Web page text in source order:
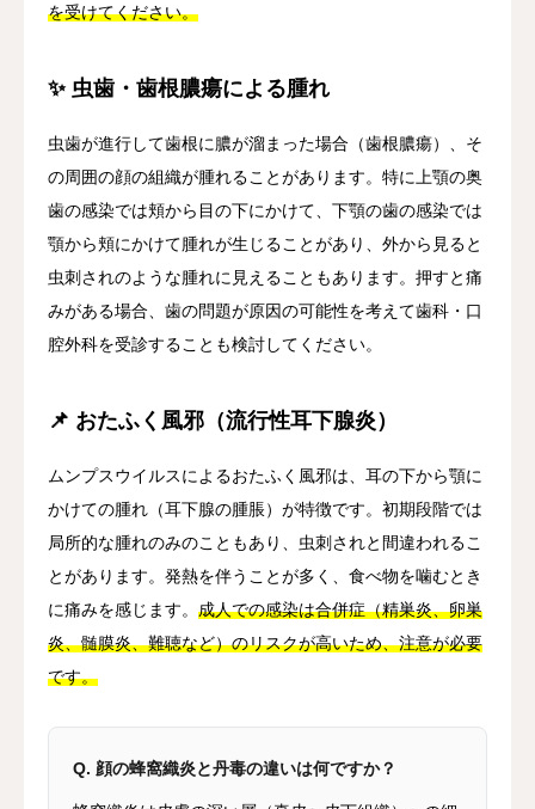
を受けてください。
✨ 虫歯・歯根膿瘍による腫れ
虫歯が進行して歯根に膿が溜まった場合（歯根膿瘍）、そ
の周囲の顔の組織が腫れることがあります。特に上顎の奥
歯の感染では頬から目の下にかけて、下顎の歯の感染では
顎から頬にかけて腫れが生じることがあり、外から見ると
虫刺されのような腫れに見えることもあります。押すと痛
みがある場合、歯の問題が原因の可能性を考えて歯科・口
腔外科を受診することも検討してください。
📌 おたふく風邪（流行性耳下腺炎）
ムンプスウイルスによるおたふく風邪は、耳の下から顎に
かけての腫れ（耳下腺の腫脹）が特徴です。初期段階では
局所的な腫れのみのこともあり、虫刺されと間違われるこ
とがあります。発熱を伴うことが多く、食べ物を噛むとき
に痛みを感じます。 成人での感染は合併症（精巣炎、卵巣
炎、髄膜炎、難聴など）のリスクが高いため、注意が必要
です。
Q. 顔の蜂窩織炎と丹毒の違いは何ですか？